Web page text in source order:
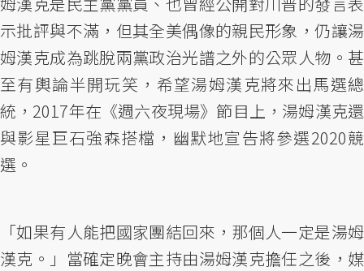
示批評與不滿，但其全美偶像的親民形象，仍讓湯
姆漢克成為跳脫兩黨政治光譜之外的公眾人物。甚
至有輿論半開玩笑，希望湯姆漢克將來出馬選總
統，2017年在《週六夜現場》節目上，湯姆漢克還
與影星巨石強森搭檔，幽默地宣告將參選2020競
選。
「如果有人能把國家團結回來，那個人一定是湯姆
漢克。」當確定晚會主持由湯姆漢克擔任之後，媒